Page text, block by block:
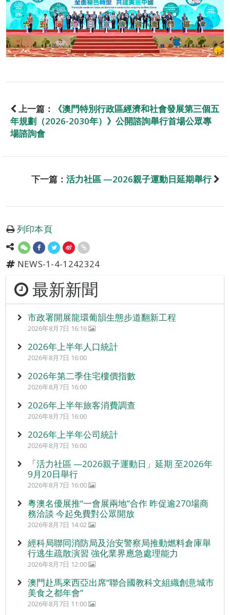
上一篇：
《澳門特別行政區經濟和社會發展第三個五
年規劃（2026-2030年）》公開諮詢舉行首場公眾專
場諮詢會
下一篇： 活力社區 —2026親子運動日延期舉行
列印本頁
NEWS-1-4-1242324
最新新聞
市政署開展龍環葡韻生態步道翻新工程
2026年8月7日 16:16
2026年上半年人口統計
2026年8月7日 16:00
2026年第二季住宅樓價指數
2026年8月7日 16:00
2026年上半年旅客消費調查
2026年8月7日 16:00
2026年上半年公司統計
2026年8月7日 16:00
「活力社區 —2026親子運動日」延期 至2026年
9月20日舉行
2026年8月7日 16:00
粵澳名優展推“一會展兩地”合作 昨促逾270場商
務洽談 今起免費對公眾開放
2026年8月7日 14:02
經科局聯同消防局及治安警察局推動燃料倉庫舉
行逃生疏散演習 強化業界應急處理能力
2026年8月7日 12:00
澳門赴馬來西亞出席“聯合國教科文組織創意城市
美食之都年會”
2026年8月7日 11:00